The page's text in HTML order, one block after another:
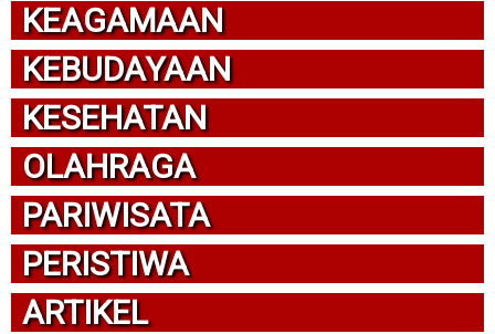
KEAGAMAAN
KEBUDAYAAN
KESEHATAN
OLAHRAGA
PARIWISATA
PERISTIWA
ARTIKEL